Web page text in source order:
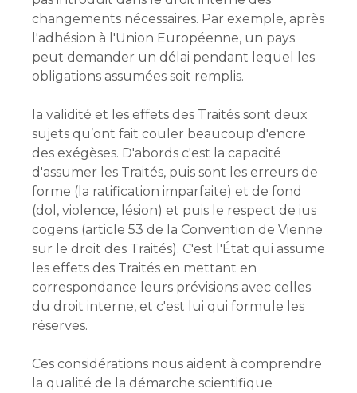
changements nécessaires. Par exemple, après
l'adhésion à l'Union Européenne, un pays
peut demander un délai pendant lequel les
obligations assumées soit remplis.
la validité et les effets des Traités sont deux
sujets qu’ont fait couler beaucoup d'encre
des exégèses. D'abords c'est la capacité
d'assumer les Traités, puis sont les erreurs de
forme (la ratification imparfaite) et de fond
(dol, violence, lésion) et puis le respect de ius
cogens (article 53 de la Convention de Vienne
sur le droit des Traités). C'est l'État qui assume
les effets des Traités en mettant en
correspondance leurs prévisions avec celles
du droit interne, et c'est lui qui formule les
réserves.
Ces considérations nous aident à comprendre
la qualité de la démarche scientifique